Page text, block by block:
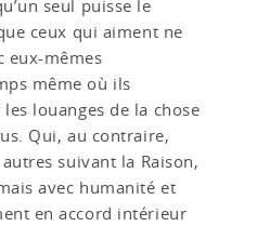
seul puisse le
ceux qui aiment ne
eux-mêmes
même où ils
les louanges de la chose
Qui, au contraire,
suivant la Raison,
avec humanité et
en accord intérieur